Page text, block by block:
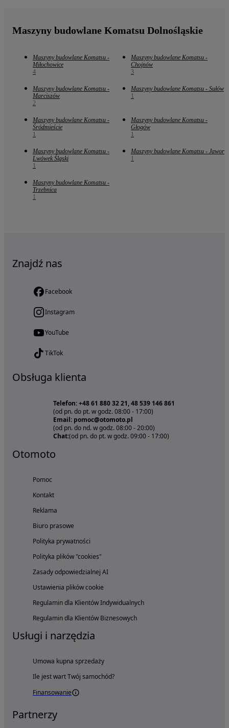
Maszyny budowlane Komatsu Dolnośląskie
Maszyny budowlane Komatsu -
Miłochowice
4
Maszyny budowlane Komatsu -
Chojnów
3
Maszyny budowlane Komatsu -
Marciszów
2
Maszyny budowlane Komatsu - Sułów
1
Maszyny budowlane Komatsu -
Śródmieście
1
Maszyny budowlane Komatsu -
Głogów
1
Maszyny budowlane Komatsu -
Lwówek Śląski
1
Maszyny budowlane Komatsu - Jawor
1
Maszyny budowlane Komatsu -
Trzebnica
1
Znajdź nas
Facebook
Instagram
YouTube
TikTok
Obsługa klienta
Telefon: +48 61 880 32 21, 48 539 146 861
(od pn. do pt. w godz. 08:00 - 17:00)
Email: pomoc@otomoto.pl
(od pn. do nd. w godz. 08:00 - 20:00)
Chat:(od pn. do pt. w godz. 09:00 - 17:00)
Otomoto
Pomoc
Kontakt
Reklama
Biuro prasowe
Polityka prywatności
Polityka plików "cookies"
Zasady odpowiedzialnej AI
Ustawienia plików cookie
Regulamin dla Klientów Indywidualnych
Regulamin dla Klientów Biznesowych
Usługi i narzędzia
Umowa kupna sprzedaży
Ile jest wart Twój samochód?
Finansowanie
Partnerzy